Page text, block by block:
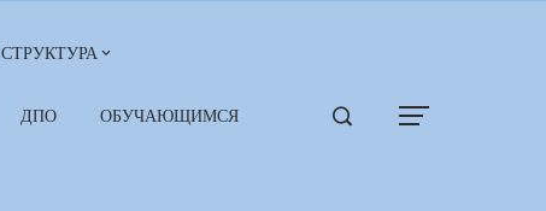
СТРУКТУРА
ДПО ОБУЧАЮЩИМСЯ